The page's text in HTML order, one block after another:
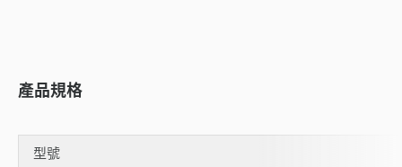
產品規格
型號